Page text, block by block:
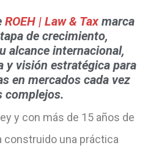
ROEH | Law & Taxmarca
de crecimiento,
alcance internacional,
y visión estratégica para
en mercados cada vez
complejos.
y con más de 15 años de
construido una práctica